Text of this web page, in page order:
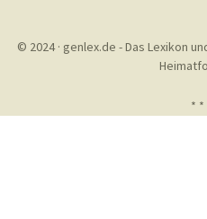
© 2024 · genlex.de - Das Lexikon
* *